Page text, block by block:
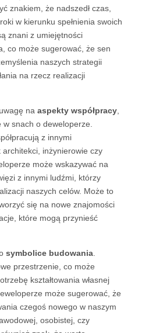
znakiem, że nadszedł czas,
w kierunku spełnienia swoich
znani z umiejętności
co może sugerować, że sen
naszych strategii
na rzecz realizacji
na aspekty współpracy,
snach o deweloperze.
z innymi
inżynierowie czy
może wskazywać na
z innymi ludźmi, którzy
naszych celów. Może to
się na nowe znajomości
które mogą przynieść
symbolice budowania.
przestrzenie, co może
kształtowania własnej
może sugerować, że
czegoś nowego w naszym
osobistej, czy